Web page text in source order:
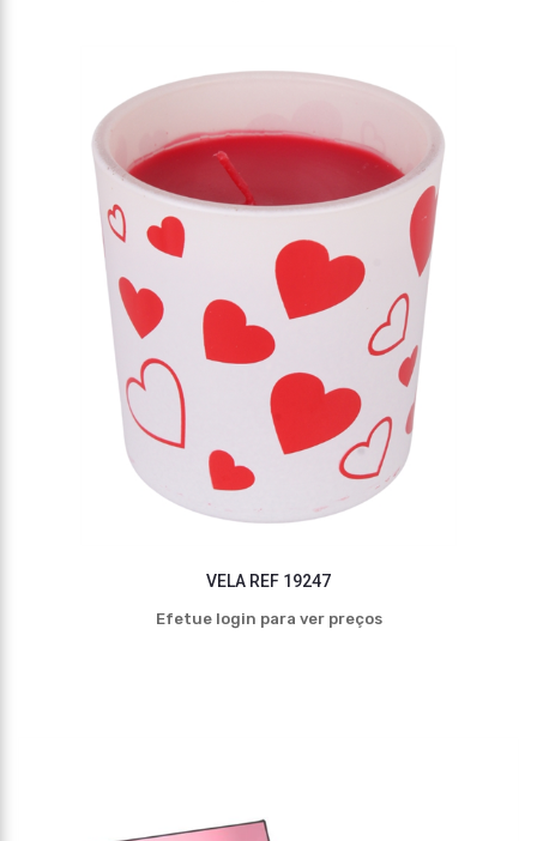
VELA REF 19247
Efetue login para ver preços